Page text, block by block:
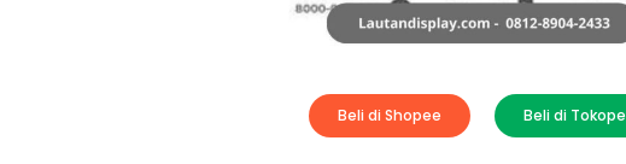
Beli di Shopee Beli di